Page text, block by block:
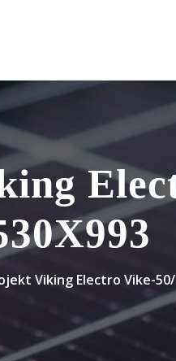
Viking Electro Vike-50/